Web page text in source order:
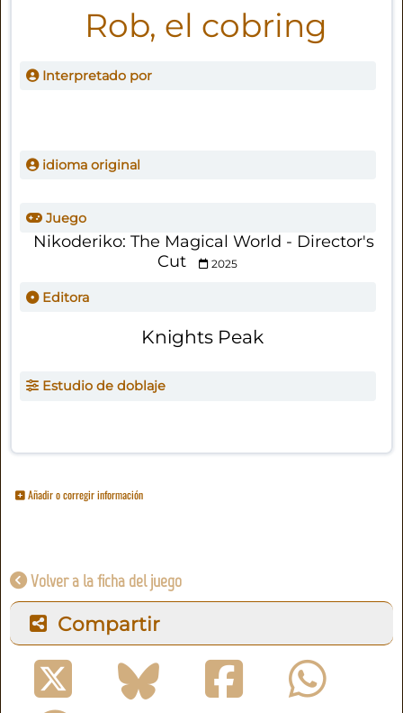
Rob, el cobring
Interpretado por
idioma original
Juego
Nikoderiko: The Magical World - Director's
Cut
2025
Editora
Knights Peak
Estudio de doblaje
Añadir o corregir información
Volver a la ficha del juego
Compartir